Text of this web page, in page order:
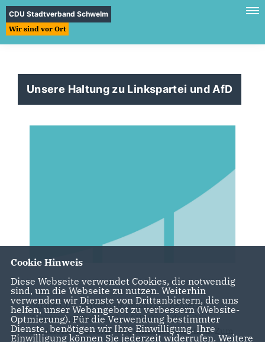
CDU Stadtverband Schwelm
Wir sind vor Ort
Unsere Haltung zu Linkspartei und AfD
Für die CDU Schwelm ist völlig klar: Keinerlei
Zusammenarbeit mit der AfD. Denn das wäre
zuallererst und vorne weg schlicht verwerflich. Zum
Cookie Hinweis
Diese Webseite verwendet Cookies, die notwendig
sind, um die Webseite zu nutzen. Weiterhin
verwenden wir Dienste von Drittanbietern, die uns
helfen, unser Webangebot zu verbessern (Website-
Optmierung). Für die Verwendung bestimmter
Dienste, benötigen wir Ihre Einwilligung. Ihre
Einwilligung können Sie jederzeit widerrufen. Weitere